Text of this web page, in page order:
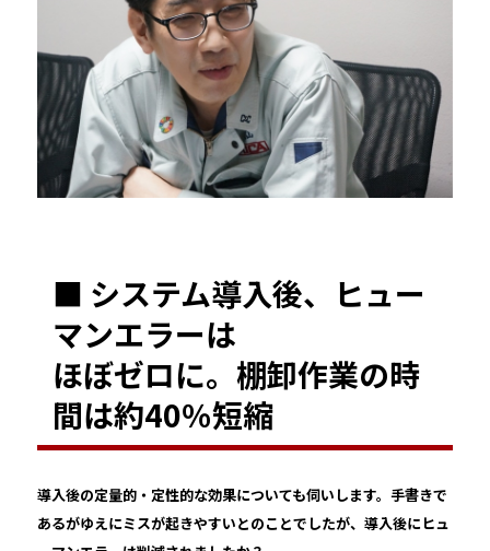
■ システム導入後、ヒュー
マンエラーは
ほぼゼロに。棚卸作業の時
間は約40％短縮
――導入後の定量的・定性的な効果についても伺いします。手書きで
あるがゆえにミスが起きやすいとのことでしたが、導入後にヒュ